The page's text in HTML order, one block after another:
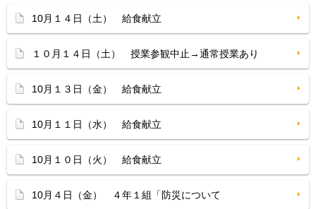
10月１４日（土） 給食献立
１０月１４日（土） 授業参観中止→通常授業あり
10月１３日（金） 給食献立
10月１１日（水） 給食献立
10月１０日（火） 給食献立
10月４日（金） ４年１組「防災について